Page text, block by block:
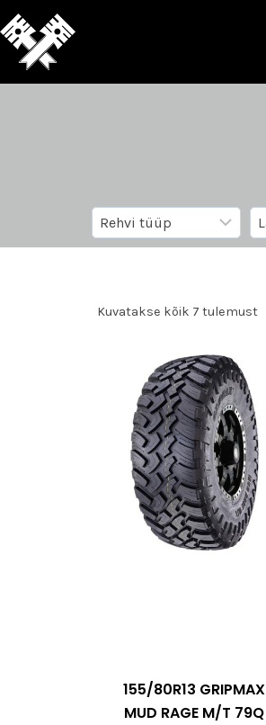
Kuvatakse kõik 7 tulemust
155/80R13 GRIPMAX
MUD RAGE M/T 79Q